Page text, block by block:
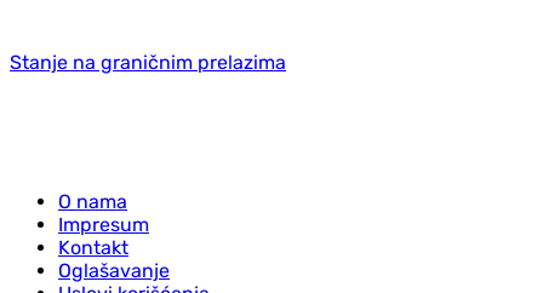
Stanje na graničnim prelazima
O nama
Impresum
Kontakt
Oglašavanje